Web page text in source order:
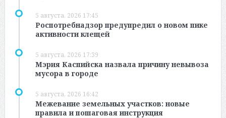
5 августа, 2026 17:45
Роспотребнадзор предупредил о новом пике
активности клещей
5 августа, 2026 17:39
Мэрия Каспийска назвала причину невывоза
мусора в городе
5 августа, 2026 16:42
Межевание земельных участков: новые
правила и пошаговая инструкция